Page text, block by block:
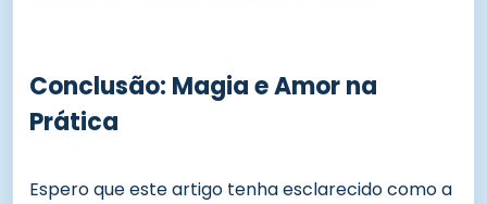
Conclusão: Magia e Amor na
Prática
Espero que este artigo tenha esclarecido como a